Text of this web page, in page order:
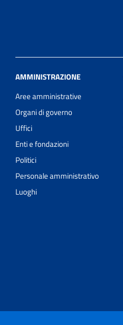
AMMINISTRAZIONE
Aree amministrative
Organi di governo
Uffici
Enti e fondazioni
Politici
Personale amministrativo
Luoghi